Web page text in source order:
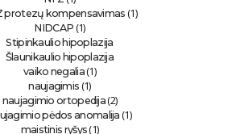
protezų kompensavimas (1)
NIDCAP (1)
Stipinkaulio hipoplazija
Šlaunikaulio hipoplazija
vaiko negalia(1)
naujagimis (1)
naujagimio ortopedija (2)
pėdos anomalija (1)
maistinis ryšys (1)